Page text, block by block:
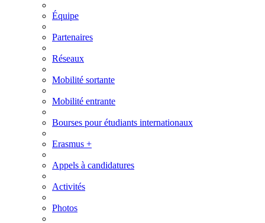
Équipe
Partenaires
Réseaux
Mobilité sortante
Mobilité entrante
Bourses pour étudiants internationaux
Erasmus +
Appels à candidatures
Activités
Photos